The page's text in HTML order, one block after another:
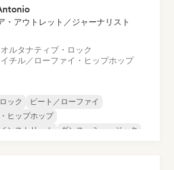
・アウトレット／ジャーナリスト
オルタナティブ・ロック
チル／ローファイ・ヒップホップ
ック
ビート／ローファイ
ヒップホップ
ンストリーム
ダンス・ミュージック